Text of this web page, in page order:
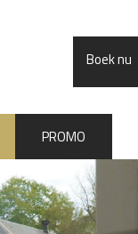
Boek nu
PROMO